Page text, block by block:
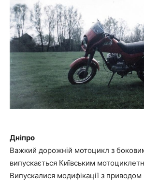
Дніпро
Важкий дорожній мотоцикл з
випускається Київським
Випускалися модифікації з